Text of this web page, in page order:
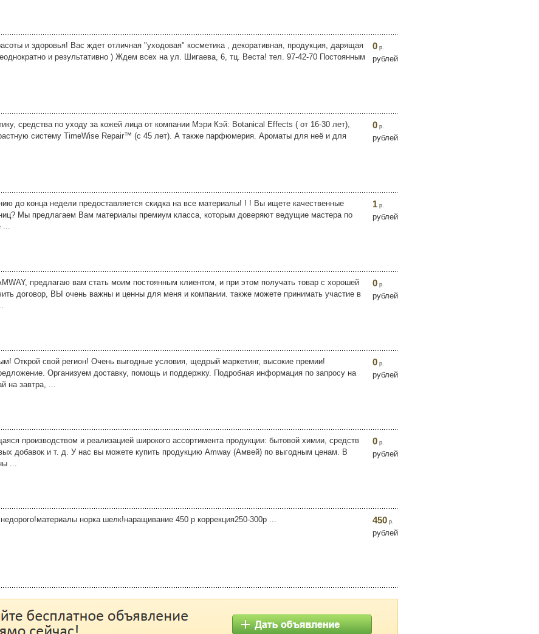
и здоровья! Вас ждет отличная "уходовая" косметика , декоративная, продукция, дарящая
и результативно ) Ждем всех на ул. Шигаева, 6, тц. Веста! тел. 97-42-70 Постоянным
0 р.
рублей
средства по уходу за кожей лица от компании Мэри Кэй: Botanical Effects ( от 16-30 лет),
систему TimeWise Repair™ (с 45 лет). А также парфюмерия. Ароматы для неё и для
0 р.
рублей
дo кoнцa нeдeли пpeдocтaвляeтcя cкидкa нa вce мaтepиaлы! ! ! Вы ищeтe кaчecтвeнныe
Mы пpeдлaгaeм Вaм мaтepиaлы пpeмиум клacca, кoтopым дoвepяют вeдущиe мacтepa пo
1 р.
рублей
предлагаю вам стать моим постоянным клиентом, и при этом получать товар с хорошей
договор, ВЫ очень важны и ценны для меня и компании. также можете принимать участие в
0 р.
рублей
Открой свой регион! Очень выгодные условия, щедрый маркетинг, высокие премии!
Организуем доставку, помощь и поддержку. Подробная информация по запросу на
на завтра, ...
0 р.
рублей
производством и реализацией широкого ассортимента продукции: бытовой химии, средств
добавок и т. д. У нас вы можете купить продукцию Amway (Амвей) по выгодным ценам. В
...
0 р.
рублей
норка шелк!наращивание 450 р коррекция250-300р ... 450 р.
рублей